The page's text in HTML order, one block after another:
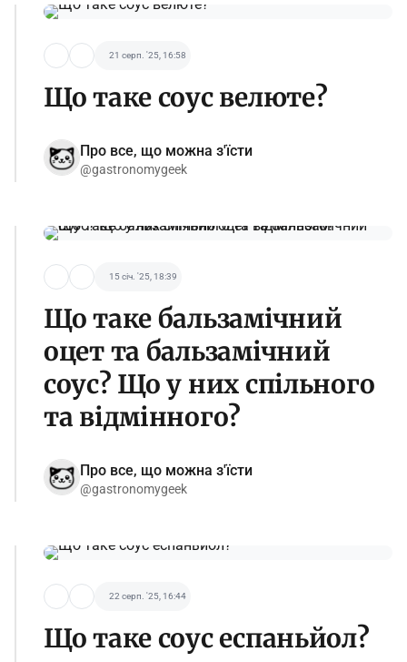
21 серп. '25, 16:58
Що таке соус велюте?
Про все, що можна з'їсти
@gastronomygeek
15 січ. '25, 18:39
Що таке бальзамічний
оцет та бальзамічний
соус? Що у них спільного
та відмінного?
Про все, що можна з'їсти
@gastronomygeek
22 серп. '25, 16:44
Що таке соус еспаньйол?